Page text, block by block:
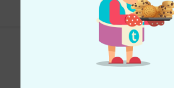
Gefällt Ihnen, was Sie